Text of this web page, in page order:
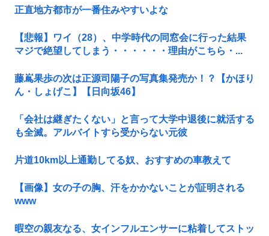
正直地方都市が一番住みやすいよな
【悲報】ワイ（28）、中学時代の同窓会に行った結果
マジで絶望してしまう・・・・・・理由がこちら・...
藤嶌果歩の次は正源司陽子の写真集発売か！？【かほり
ん・しょげこ】【日向坂46】
「会社は継ぎたくない」と言って大学中退後に就活する
も全滅。アルバイトすら受からない元彼
片道10km以上通勤してる奴、おすすめの車教えて
【画像】女の子の胸、汗をかかないことが証明される
www
暇空の親友なる、女インフルエンサーに粘着してストッ